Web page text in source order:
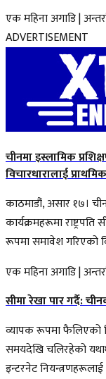
एक महिना अगाडि|
ADVERTISEMENT
चीनमा इस्लामिक
विचारधारालाई
काठमाडौं, असार १७।
कार्यक्रमहरूमा
रूपमा समावेश गरिएको
एक महिना अगाडि|
सीमा रेखा पार गर्दै:
व्यापक रूपमा फैलिएको
समयदेखि चलिरहेको
इन्टरनेट